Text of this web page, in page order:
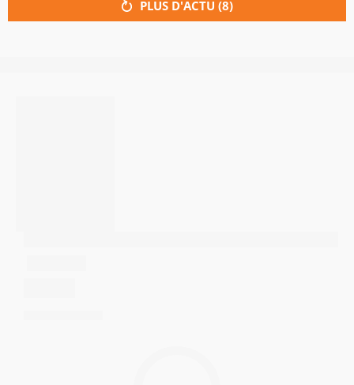
PLUS D'ACTU (8)